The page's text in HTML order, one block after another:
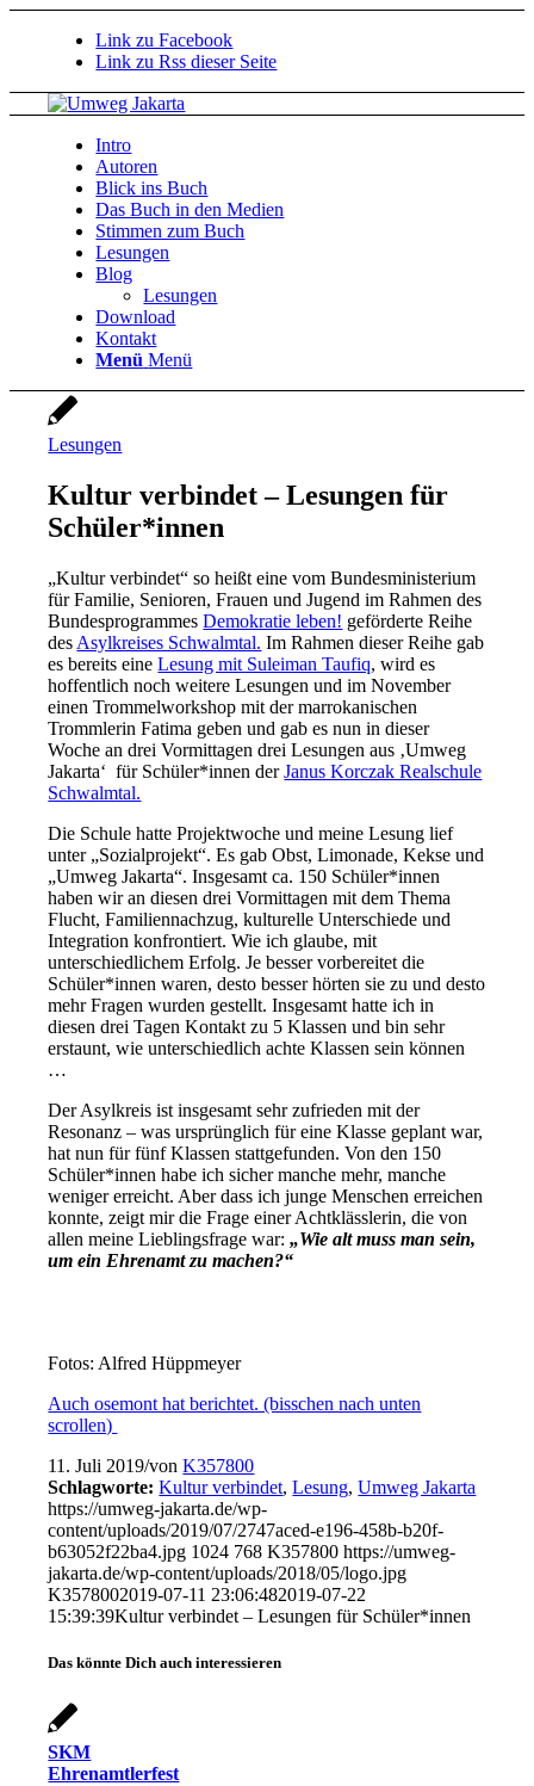
Link zu Facebook
Link zu Rss dieser Seite
Intro
Autoren
Blick ins Buch
Das Buch in den Medien
Stimmen zum Buch
Lesungen
Blog
Lesungen
Download
Kontakt
Menü Menü
Lesungen
Kultur verbindet – Lesungen für
Schüler*innen
„Kultur verbindet“ so heißt eine vom Bundesministerium
für Familie, Senioren, Frauen und Jugend im Rahmen des
BundesprogrammesDemokratie leben! geförderte Reihe
des Asylkreises Schwalmtal. Im Rahmen dieser Reihe gab
es bereits eineLesung mit Suleiman Taufiq, wird es
hoffentlich noch weitere Lesungen und im November
einen Trommelworkshop mit der marrokanischen
Trommlerin Fatima geben und gab es nun in dieser
Woche an drei Vormittagen drei Lesungen aus ‚Umweg
Jakarta‘ für Schüler*innen derJanus Korczak Realschule
Schwalmtal.
Die Schule hatte Projektwoche und meine Lesung lief
unter „Sozialprojekt“. Es gab Obst, Limonade, Kekse und
„Umweg Jakarta“. Insgesamt ca. 150 Schüler*innen
haben wir an diesen drei Vormittagen mit dem Thema
Flucht, Familiennachzug, kulturelle Unterschiede und
Integration konfrontiert. Wie ich glaube, mit
unterschiedlichem Erfolg. Je besser vorbereitet die
Schüler*innen waren, desto besser hörten sie zu und desto
mehr Fragen wurden gestellt. Insgesamt hatte ich in
diesen drei Tagen Kontakt zu 5 Klassen und bin sehr
erstaunt, wie unterschiedlich achte Klassen sein können
…
Der Asylkreis ist insgesamt sehr zufrieden mit der
Resonanz – was ursprünglich für eine Klasse geplant war,
hat nun für fünf Klassen stattgefunden. Von den 150
Schüler*innen habe ich sicher manche mehr, manche
weniger erreicht. Aber dass ich junge Menschen erreichen
konnte, zeigt mir die Frage einer Achtklässlerin, die von
allen meine Lieblingsfrage war:„Wie alt muss man sein,
um ein Ehrenamt zu machen?“
Fotos: Alfred Hüppmeyer
Auch osemont hat berichtet. (bisschen nach unten
scrollen)
11. Juli 2019/vonK357800
Schlagworte: Kultur verbindet,Lesung,Umweg Jakarta
https://umweg-jakarta.de/wp-
content/uploads/2019/07/2747aced-e196-458b-b20f-
b63052f22ba4.jpg 1024 768 K357800 https://umweg-
jakarta.de/wp-content/uploads/2018/05/logo.jpg
K3578002019-07-11 23:06:482019-07-22
15:39:39Kultur verbindet – Lesungen für Schüler*innen
Das könnte Dich auch interessieren
SKM
Ehrenamtlerfest